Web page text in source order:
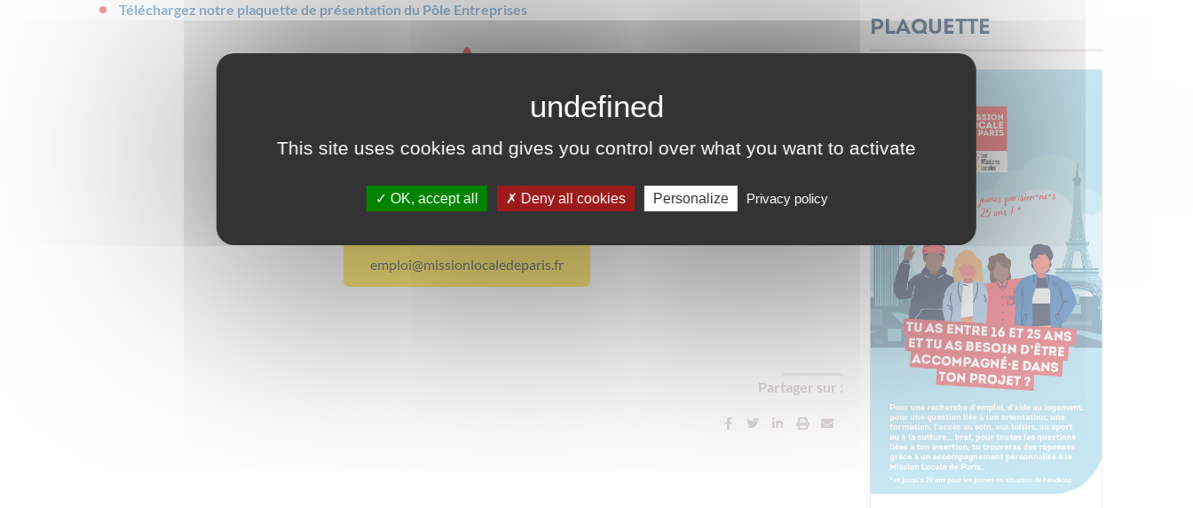
Téléchargez notre plaquette de présentation du Pôle Entreprises
Contactez-Nous
Cliquer ici :
emploi@missionlocaledeparis.fr
Partager sur :
Plaquette
This site uses cookies and gives you control over what you want to activate
OK, accept all Deny all cookies Personalize Privacy policy